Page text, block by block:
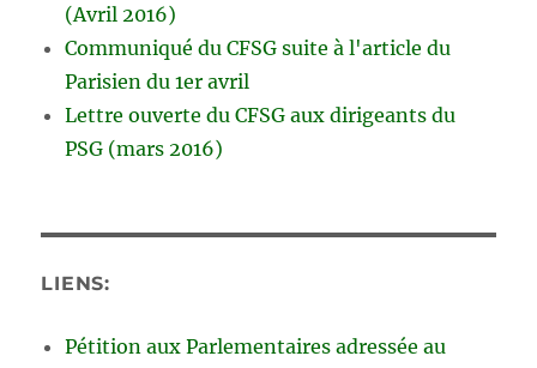
(Avril 2016)
Communiqué du CFSG suite à l'article du
Parisien du 1er avril
Lettre ouverte du CFSG aux dirigeants du
PSG (mars 2016)
LIENS:
Pétition aux Parlementaires adressée au